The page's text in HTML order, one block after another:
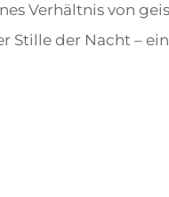
Verhältnis von
der Nacht –